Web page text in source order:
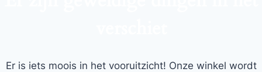
Er is iets moois in het vooruitzicht! Onze winkel wordt